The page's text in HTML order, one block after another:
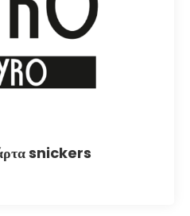
snickers